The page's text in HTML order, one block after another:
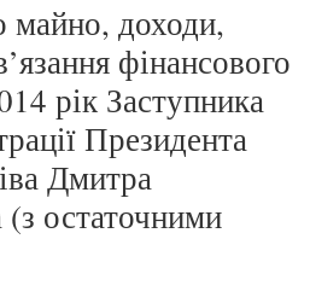
майно, доходи,
фінансового
рік Заступника
Президента
Дмитра
остаточними